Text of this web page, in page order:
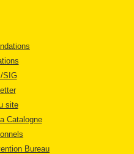
SIG
site
Catalogne
Bureau